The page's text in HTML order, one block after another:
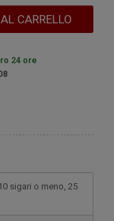
CARRELLO
24 ore